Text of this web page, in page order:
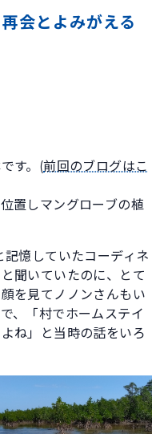
会とよみがえる
す。(前回のブログはこ
置しマングローブの植
憶していたコーディネ
聞いていたのに、とて
を見てノノンさんもい
、「村でホームステイ
ね」と当時の話をいろ